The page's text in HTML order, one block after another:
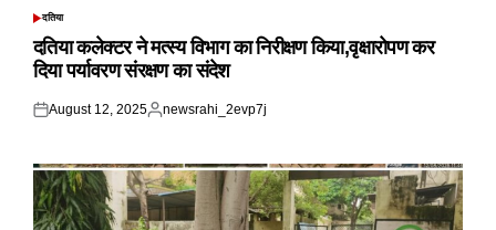
POSTED
दतिया
दतिया कलेक्टर ने मत्स्य विभाग का निरीक्षण किया,वृक्षारोपण कर
दिया पर्यावरण संरक्षण का संदेश
Posted
August 12, 2025
Posted
newsrahi_2evp7j